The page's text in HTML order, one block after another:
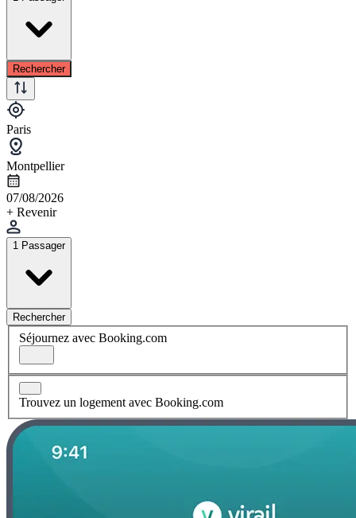
Rechercher
Paris
Montpellier
07/08/2026
+ Revenir
1 Passager
Rechercher
Séjournez avec Booking.com
Trouvez un logement avec Booking.com